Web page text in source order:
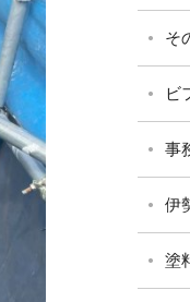
そ
ビ
事
伊
塗